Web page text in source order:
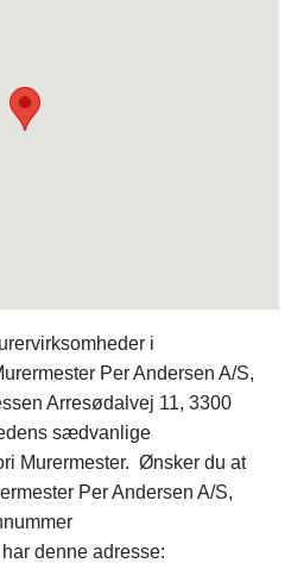
i
Per Andersen A/S,
Arresødalvej 11, 3300
sædvanlige
Murermester. Ønsker du at
Per Andersen A/S,
denne adresse: